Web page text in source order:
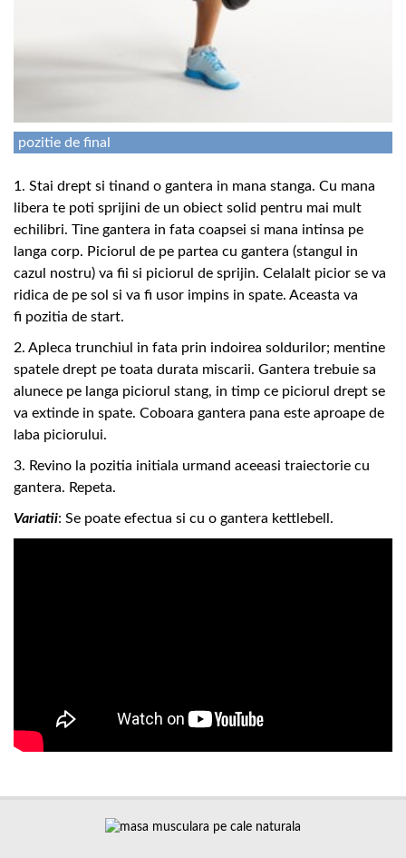
pozitie de final
1. Stai drept si tinand o gantera in mana stanga. Cu mana
libera te poti sprijini de un obiect solid pentru mai mult
echilibri. Tine gantera in fata coapsei si mana intinsa pe
langa corp. Piciorul de pe partea cu gantera (stangul in
cazul nostru) va fii si piciorul de sprijin. Celalalt picior se va
ridica de pe sol si va fi usor impins in spate. Aceasta va
fi pozitia de start.
2. Apleca trunchiul in fata prin indoirea soldurilor; mentine
spatele drept pe toata durata miscarii. Gantera trebuie sa
alunece pe langa piciorul stang, in timp ce piciorul drept se
va extinde in spate. Coboara gantera pana este aproape de
laba piciorului.
3. Revino la pozitia initiala urmand aceeasi traiectorie cu
gantera. Repeta.
Variatii: Se poate efectua si cu o gantera kettlebell.